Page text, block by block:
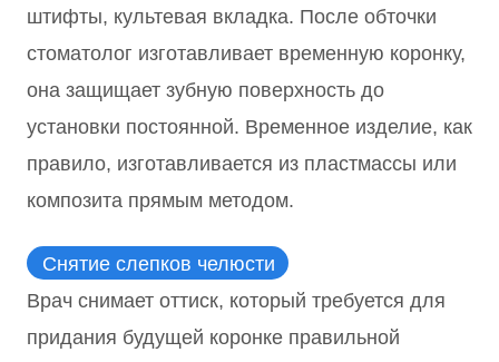
штифты, культевая вкладка. После обточки
стоматолог изготавливает временную коронку,
она защищает зубную поверхность до
установки постоянной. Временное изделие, как
правило, изготавливается из пластмассы или
композита прямым методом.
Снятие слепков челюсти
Врач снимает оттиск, который требуется для
придания будущей коронке правильной